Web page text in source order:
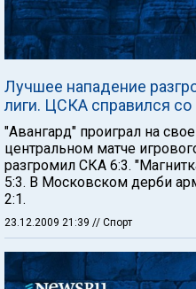
Лучшее нападение
лиги. ЦСКА справился со
"Авангард" проиграл на
центральном матче
разгромил СКА 6:3.
5:3. В Московском дерби
2:1.
23.12.2009 21:39 // Спорт